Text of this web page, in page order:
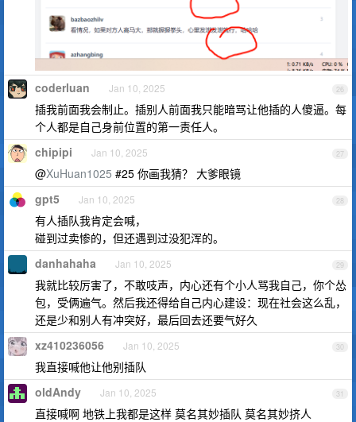
26
coderluan Jan 10, 2025
插我前面我会制止。插别人前面我只能暗骂让他插的人傻逼。每
个人都是自己身前位置的第一责任人。
27
chipipi Jan 10, 2025
@XuHuan1025 #25 你画我猜？ 大爹眼镜
28
gpt5 Jan 10, 2025
有人插队我肯定会喊，
碰到过卖惨的，但还遇到过没犯浑的。
29
danhahaha Jan 10, 2025
我就比较厉害了，不敢吱声，内心还有个小人骂我自己，你个怂
包，受俩遍气。然后我还得给自己内心建设：现在社会这么乱，
还是少和别人有冲突好，最后回去还要气好久
30
xz410236056 Jan 10, 2025
我直接喊他让他别插队
31
oldAndy Jan 10, 2025
直接喊啊 地铁上我都是这样 莫名其妙插队 莫名其妙挤人